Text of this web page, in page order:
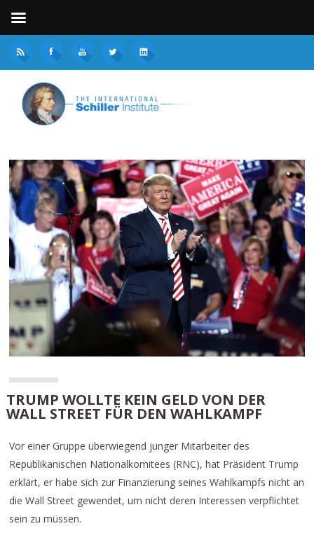
TRUMP WOLLTE KEIN GELD VON DER
WALL STREET FÜR DEN WAHLKAMPF
Vor einer Gruppe überwiegend junger Mitarbeiter des
Republikanischen Nationalkomitees (RNC), hat Präsident Trump
erklärt, er habe sich zur Finanzierung seines Wahlkampfs nicht an
die Wall Street gewendet, um nicht deren Interessen verpflichtet
sein zu müssen.